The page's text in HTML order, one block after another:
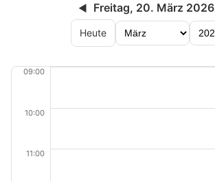
◀ Freitag, 20. März 2026
Heute
09:00
10:00
11:00